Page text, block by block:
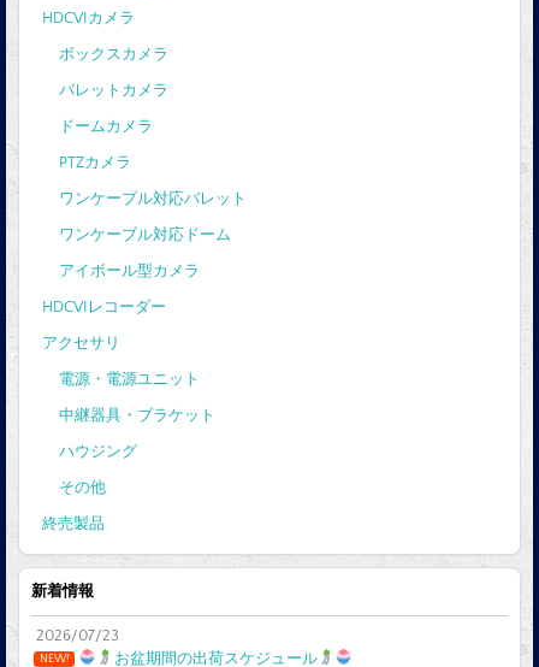
HDCVIカメラ
ボックスカメラ
バレットカメラ
ドームカメラ
PTZカメラ
ワンケーブル対応バレット
ワンケーブル対応ドーム
アイボール型カメラ
HDCVIレコーダー
アクセサリ
電源・電源ユニット
中継器具・ブラケット
ハウジング
その他
終売製品
新着情報
2026/07/23
NEW! お盆期間の出荷スケジュール